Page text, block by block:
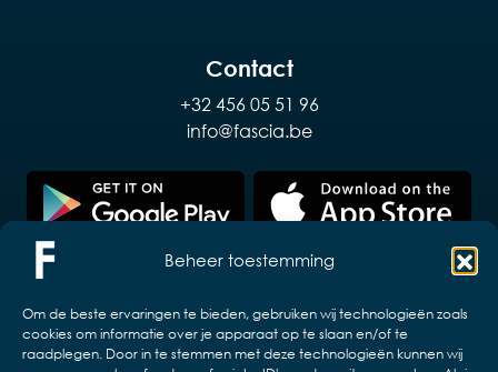
Beheer toestemming
Om de beste ervaringen te bieden, gebruiken wij technologieën zoals
cookies om informatie over je apparaat op te slaan en/of te
raadplegen. Door in te stemmen met deze technologieën kunnen wij
Contact
+32 456 05 51 96
info@fascia.be